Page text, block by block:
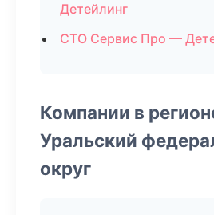
Детейлинг
СТО Сервис Про —
Компании в
Уральский
округ